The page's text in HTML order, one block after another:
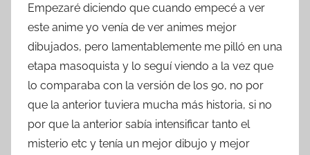
Empezaré diciendo que cuando empecé a ver
este anime yo venía de ver animes mejor
dibujados, pero lamentablemente me pilló en una
etapa masoquista y lo seguí viendo a la vez que
lo comparaba con la versión de los 90, no por
que la anterior tuviera mucha más historia, si no
por que la anterior sabía intensificar tanto el
misterio etc y tenía un mejor dibujo y mejor